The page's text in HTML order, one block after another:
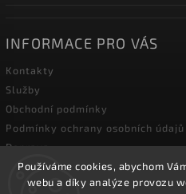
Používáme cookies, abychom
webu a díky analýze provozu
INFORMACE PRO VÁS
Kontakty
Služby
Obchodní podmínky
Podmínky ochrany osobních údajů
Doprava
Blog zahradní techniky